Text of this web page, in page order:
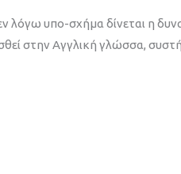
λόγω υπο-σχήμα δίνεται η
στην Αγγλική γλώσσα,